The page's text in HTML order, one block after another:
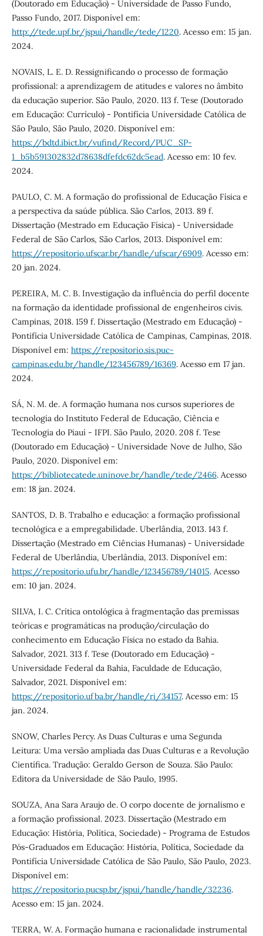
(Doutorado em Educação) - Universidade de Passo Fundo,
Passo Fundo, 2017. Disponível em:
http://tede.upf.br/jspui/handle/tede/1220. Acesso em: 15 jan.
2024.
NOVAIS, L. E. D. Ressignificando o processo de formação
profissional: a aprendizagem de atitudes e valores no âmbito
da educação superior. São Paulo, 2020. 113 f. Tese (Doutorado
em Educação: Currículo) - Pontifícia Universidade Católica de
São Paulo, São Paulo, 2020. Disponível em:
https://bdtd.ibict.br/vufind/Record/PUC_SP-
1_b5b591302832d78638dfefdc62dc5ead. Acesso em: 10 fev.
2024.
PAULO, C. M. A formação do profissional de Educação Física e
a perspectiva da saúde pública. São Carlos, 2013. 89 f.
Dissertação (Mestrado em Educação Física) - Universidade
Federal de São Carlos, São Carlos, 2013. Disponível em:
https://repositorio.ufscar.br/handle/ufscar/6909. Acesso em:
20 jan. 2024.
PEREIRA, M. C. B. Investigação da influência do perfil docente
na formação da identidade profissional de engenheiros civis.
Campinas, 2018. 159 f. Dissertação (Mestrado em Educação) -
Pontifícia Universidade Católica de Campinas, Campinas, 2018.
Disponível em: https://repositorio.sis.puc-
campinas.edu.br/handle/123456789/16369. Acesso em 17 jan.
2024.
SÁ, N. M. de. A formação humana nos cursos superiores de
tecnologia do Instituto Federal de Educação, Ciência e
Tecnologia do Piauí - IFPI. São Paulo, 2020. 208 f. Tese
(Doutorado em Educação) - Universidade Nove de Julho, São
Paulo, 2020. Disponível em:
https://bibliotecatede.uninove.br/handle/tede/2466. Acesso
em: 18 jan. 2024.
SANTOS, D. B. Trabalho e educação: a formação profissional
tecnológica e a empregabilidade. Uberlândia, 2013. 143 f.
Dissertação (Mestrado em Ciências Humanas) - Universidade
Federal de Uberlândia, Uberlândia, 2013. Disponível em:
https://repositorio.ufu.br/handle/123456789/14015. Acesso
em: 10 jan. 2024.
SILVA, I. C. Crítica ontológica à fragmentação das premissas
teóricas e programáticas na produção/circulação do
conhecimento em Educação Física no estado da Bahia.
Salvador, 2021. 313 f. Tese (Doutorado em Educação) -
Universidade Federal da Bahia, Faculdade de Educação,
Salvador, 2021. Disponível em:
https://repositorio.ufba.br/handle/ri/34157. Acesso em: 15
jan. 2024.
SNOW, Charles Percy. As Duas Culturas e uma Segunda
Leitura: Uma versão ampliada das Duas Culturas e a Revolução
Científica. Tradução: Geraldo Gerson de Souza. São Paulo:
Editora da Universidade de São Paulo, 1995.
SOUZA, Ana Sara Araujo de. O corpo docente de jornalismo e
a formação profissional. 2023. Dissertação (Mestrado em
Educação: História, Política, Sociedade) - Programa de Estudos
Pós-Graduados em Educação: História, Política, Sociedade da
Pontifícia Universidade Católica de São Paulo, São Paulo, 2023.
Disponível em:
https://repositorio.pucsp.br/jspui/handle/handle/32236.
Acesso em: 15 jan. 2024.
TERRA, W. A. Formação humana e racionalidade instrumental